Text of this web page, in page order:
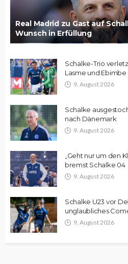
Real Madrid zu Gast auf
Wunsch in Erfüllung
Schalke-Trio
Lasme und Ebimbe
9. August 2026
Schalke
nach Dänemark
9. August 2026
„Geht nur um den
bremst Schalke 04
9. August 2026
Schalke U23 vor
unglaubliches
9. August 2026